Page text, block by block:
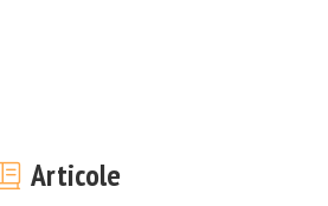
Articole